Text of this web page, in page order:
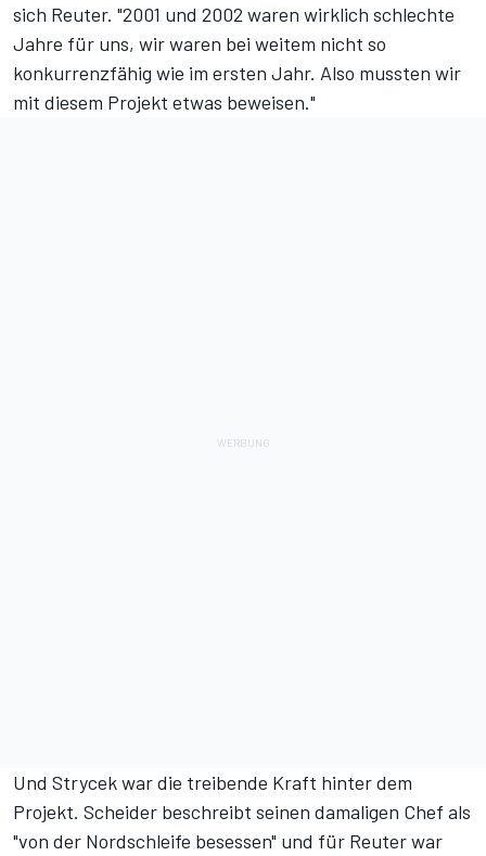
sich Reuter. "2001 und 2002 waren wirklich schlechte
Jahre für uns, wir waren bei weitem nicht so
konkurrenzfähig wie im ersten Jahr. Also mussten wir
mit diesem Projekt etwas beweisen."
Und Strycek war die treibende Kraft hinter dem
Projekt. Scheider beschreibt seinen damaligen Chef als
"von der Nordschleife besessen" und für Reuter war